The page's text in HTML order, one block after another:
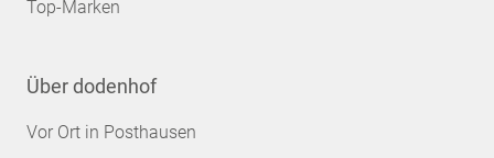
Top-Marken
Über dodenhof
Vor Ort in Posthausen